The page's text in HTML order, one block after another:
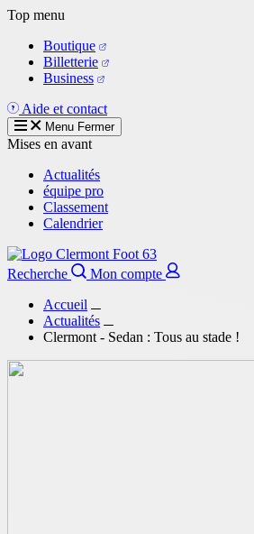
Aller
contenu
principal
Top menu
Boutique
Billetterie
Business
Aide et contact
Menu Fermer
Mises en avant
Actualités
équipe pro
Classement
Calendrier
Recherche
Mon compte
Accueil
Actualités
Clermont - Sedan : Tous au stade !